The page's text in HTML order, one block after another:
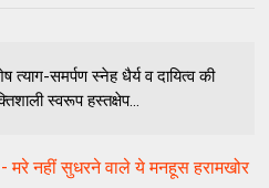
त्याग-समर्पण स्नेह धैर्य व दायित्व की
स्वरूप हस्तक्षेप...
नहीं सुधरने वाले ये मनहूस हरामखोर